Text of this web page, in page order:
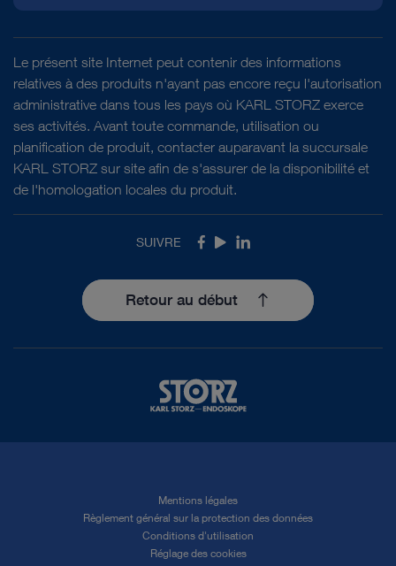
Le présent site Internet peut contenir des informations
relatives à des produits n'ayant pas encore reçu l'autorisation
administrative dans tous les pays où KARL STORZ exerce
ses activités. Avant toute commande, utilisation ou
planification de produit, contacter auparavant la succursale
KARL STORZ sur site afin de s'assurer de la disponibilité et
de l'homologation locales du produit.
SUIVRE Facebook
YoutubeLinkedIn
Retour au début
Mentions légales
Règlement général sur la protection des données
Conditions d'utilisation
Réglage des cookies